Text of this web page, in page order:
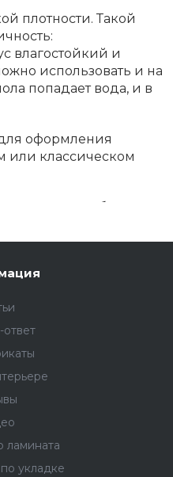
плотности. Такой
влагостойкий и
использовать и на
попадает вода, и в
оформления
или классическом
ламината
укладке